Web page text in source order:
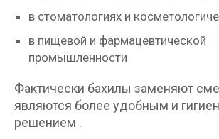
в стоматологиях и
в пищевой и фармацевтической
промышленности
Фактически бахилы заменяют
являются более удобным и
решением .